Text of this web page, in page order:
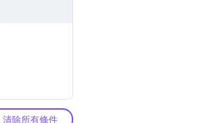
清除所有條件